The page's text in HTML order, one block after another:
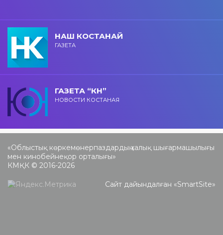
НАШ КОСТАНАЙ
ГАЗЕТА
ГАЗЕТА “КН”
НОВОСТИ КОСТАНАЯ
«Облыстық көркемөнерпаздардың халық шығармашылығы
мен кинобейнеқор орталығы»
КМҚК © 2016-2026
Сайт дайындалған «SmartSite»